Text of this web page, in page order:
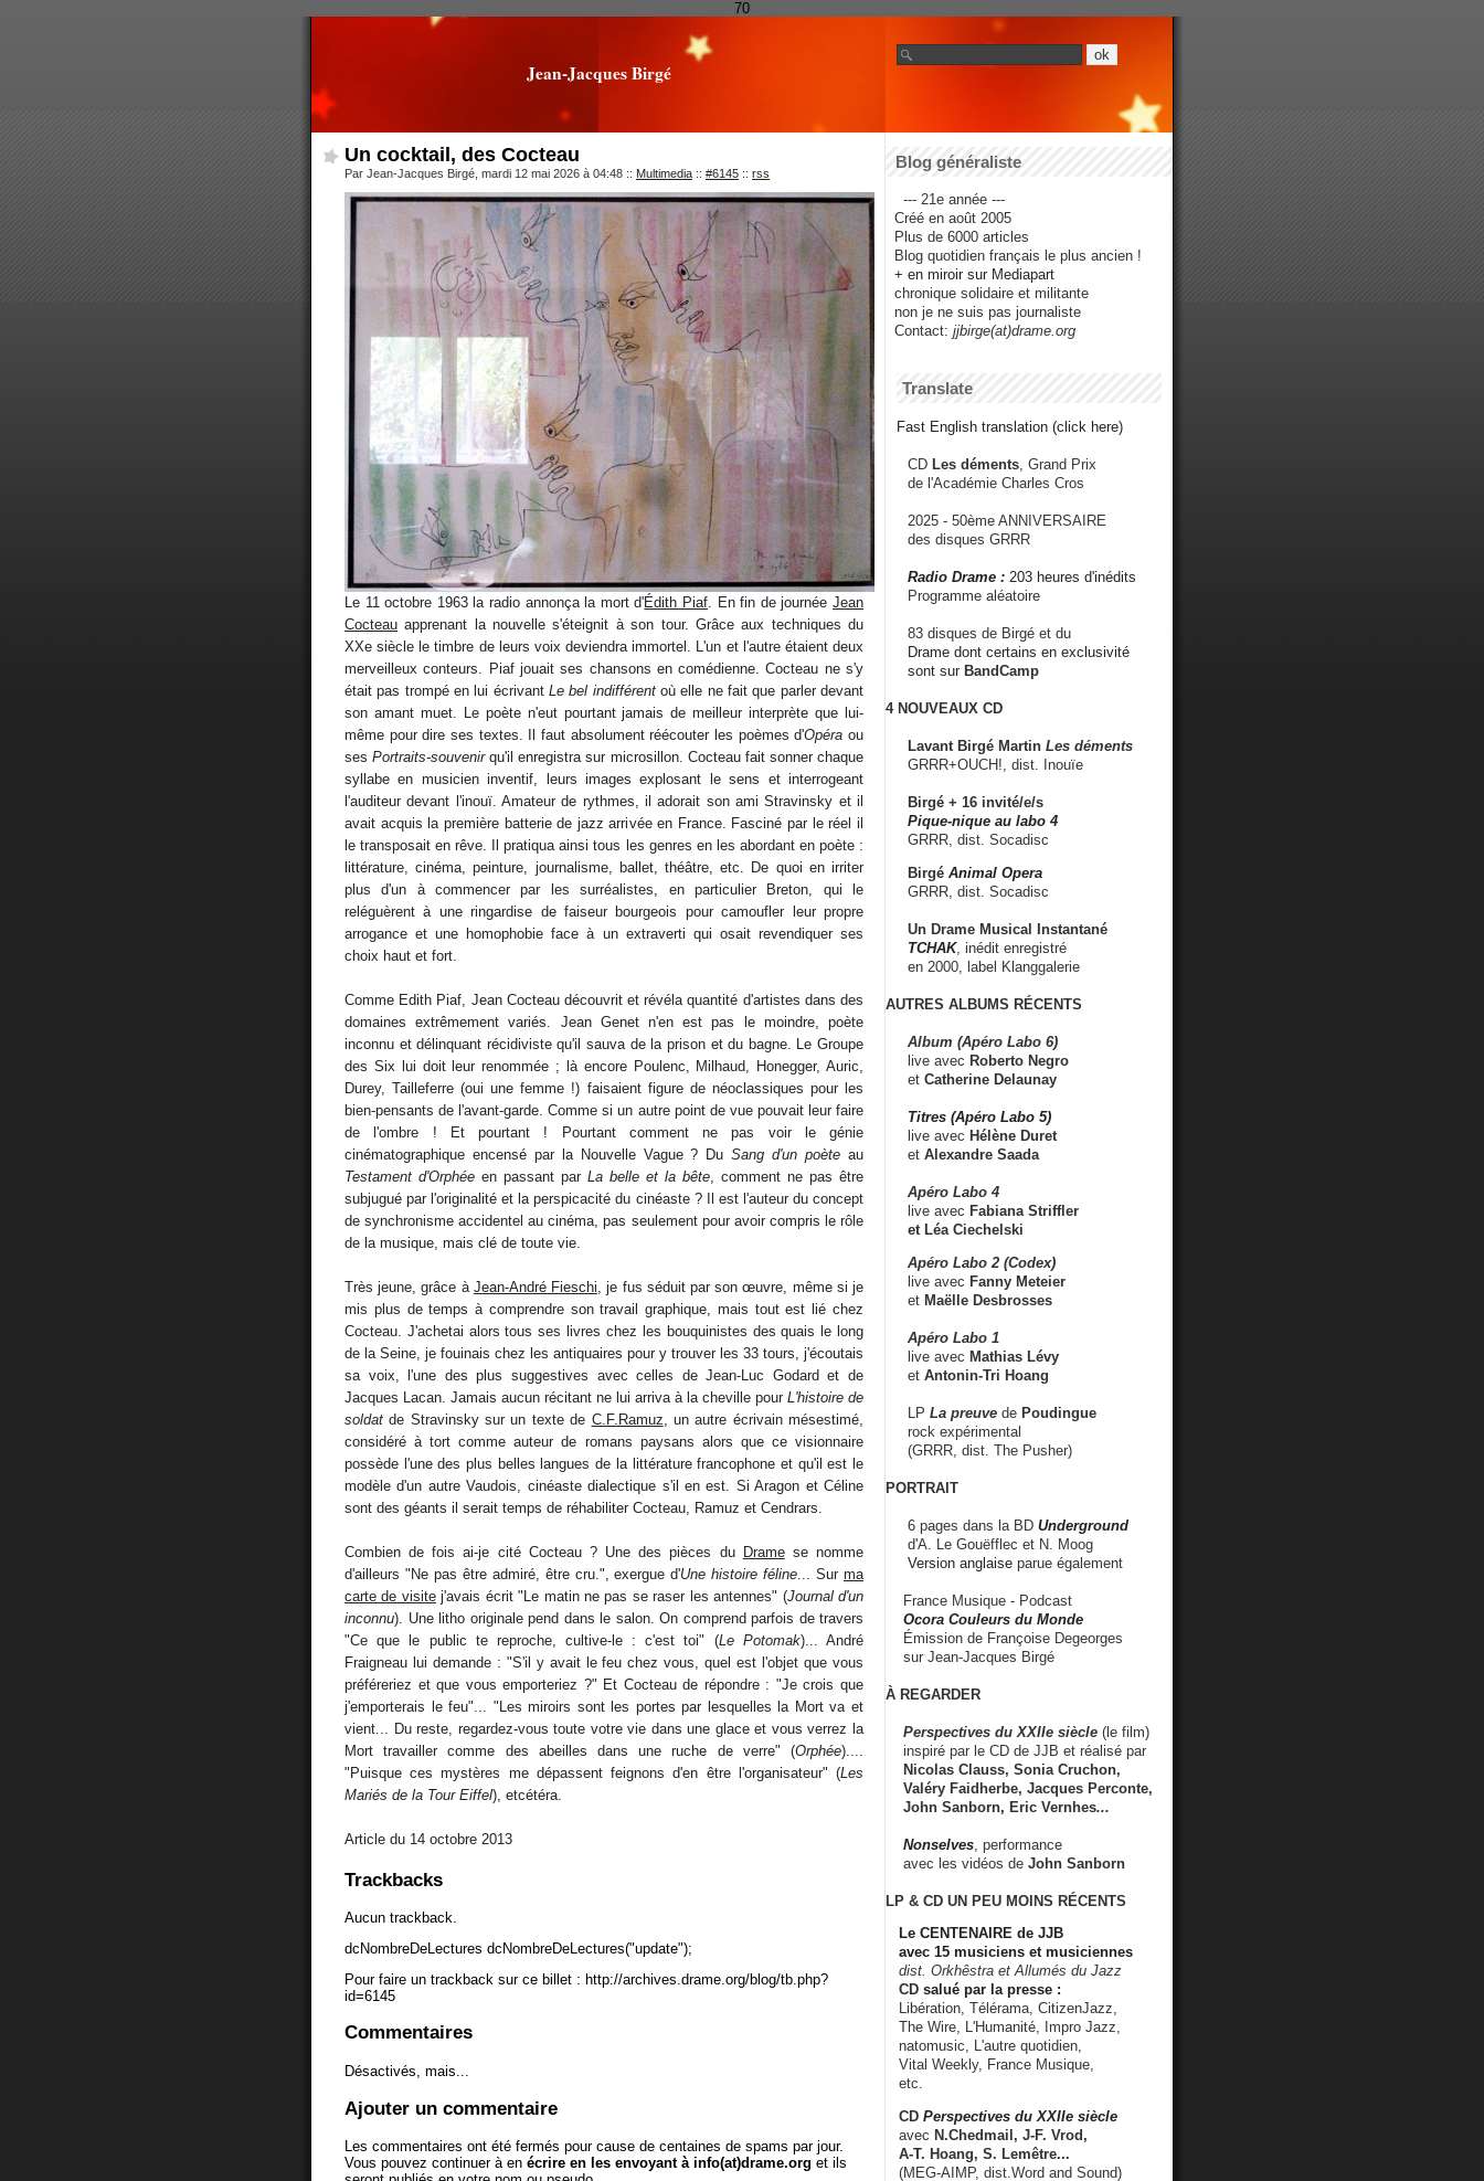
70
Jean-Jacques Birgé
Un cocktail, des Cocteau
Par Jean-Jacques Birgé, mardi 12 mai 2026 à 04:48 :: Multimedia :: #6145 :: rss
Le 11 octobre 1963 la radio annonça la mort d'Édith Piaf . En fin de journéeJean
Cocteau apprenant la nouvelle s'éteignit à son tour. Grâce aux techniques du
XXe siècle le timbre de leurs voix deviendra immortel. L'un et l'autre étaient deux
merveilleux conteurs. Piaf jouait ses chansons en comédienne. Cocteau ne s'y
était pas trompé en lui écrivant Le bel indifférentoù elle ne fait que parler devant
son amant muet. Le poète n'eut pourtant jamais de meilleur interprète que lui-
même pour dire ses textes. Il faut absolument réécouter les poèmes d'Opéra ou
sesPortraits-souvenirqu'il enregistra sur microsillon. Cocteau fait sonner chaque
syllabe en musicien inventif, leurs images explosant le sens et interrogeant
l'auditeur devant l'inouï. Amateur de rythmes, il adorait son ami Stravinsky et il
avait acquis la première batterie de jazz arrivée en France. Fasciné par le réel il
le transposait en rêve. Il pratiqua ainsi tous les genres en les abordant en poète :
littérature, cinéma, peinture, journalisme, ballet, théâtre, etc. De quoi en irriter
plus d'un à commencer par les surréalistes, en particulier Breton, qui le
reléguèrent à une ringardise de faiseur bourgeois pour camoufler leur propre
arrogance et une homophobie face à un extraverti qui osait revendiquer ses
choix haut et fort.
Comme Edith Piaf, Jean Cocteau découvrit et révéla quantité d'artistes dans des
domaines extrêmement variés. Jean Genet n'en est pas le moindre, poète
inconnu et délinquant récidiviste qu'il sauva de la prison et du bagne. Le Groupe
des Six lui doit leur renommée ; là encore Poulenc, Milhaud, Honegger, Auric,
Durey, Tailleferre (oui une femme !) faisaient figure de néoclassiques pour les
bien-pensants de l'avant-garde. Comme si un autre point de vue pouvait leur faire
de l'ombre ! Et pourtant ! Pourtant comment ne pas voir le génie
cinématographique encensé par la Nouvelle Vague ? DuSang d'un poète au
Testament d'Orphée en passant par La belle et la bête , comment ne pas être
subjugué par l'originalité et la perspicacité du cinéaste ? Il est l'auteur du concept
de synchronisme accidentel au cinéma, pas seulement pour avoir compris le rôle
de la musique, mais clé de toute vie.
Très jeune, grâce à Jean-André Fieschi , je fus séduit par son œuvre, même si je
mis plus de temps à comprendre son travail graphique, mais tout est lié chez
Cocteau. J'achetai alors tous ses livres chez les bouquinistes des quais le long
de la Seine, je fouinais chez les antiquaires pour y trouver les 33 tours, j'écoutais
sa voix, l'une des plus suggestives avec celles de Jean-Luc Godard et de
Jacques Lacan. Jamais aucun récitant ne lui arriva à la cheville pour L'histoire de
soldat de Stravinsky sur un texte de C.F.Ramuz , un autre écrivain mésestimé,
considéré à tort comme auteur de romans paysans alors que ce visionnaire
possède l'une des plus belles langues de la littérature francophone et qu'il est le
modèle d'un autre Vaudois, cinéaste dialectique s'il en est. Si Aragon et Céline
sont des géants il serait temps de réhabiliter Cocteau, Ramuz et Cendrars.
Combien de fois ai-je cité Cocteau ? Une des pièces du Dramese nomme
d'ailleurs "Ne pas être admiré, être cru.", exergue d'Une histoire féline ... Surma
carte de visitej'avais écrit "Le matin ne pas se raser les antennes" (Journal d'un
inconnu). Une litho originale pend dans le salon. On comprend parfois de travers
"Ce que le public te reproche, cultive-le : c'est toi" (Le Potomak)... André
Fraigneau lui demande : "S'il y avait le feu chez vous, quel est l'objet que vous
préféreriez et que vous emporteriez ?" Et Cocteau de répondre : "Je crois que
j'emporterais le feu"... "Les miroirs sont les portes par lesquelles la Mort va et
vient... Du reste, regardez-vous toute votre vie dans une glace et vous verrez la
Mort travailler comme des abeilles dans une ruche de verre" (Orphée)....
"Puisque ces mystères me dépassent feignons d'en être l'organisateur" (Les
Mariés de la Tour Eiffel), etcétéra.
Article du 14 octobre 2013
Trackbacks
Aucun trackback.
dcNombreDeLectures dcNombreDeLectures("update");
Pour faire un trackback sur ce billet : http://archives.drame.org/blog/tb.php?
id=6145
Commentaires
Désactivés, mais...
Ajouter un commentaire
Les commentaires ont été fermés pour cause de centaines de spams par jour.
Vous pouvez continuer à en écrire en les envoyant à info(at)drame.org et ils
Blog généraliste
--- 21e année ---
Créé en août 2005
Plus de 6000 articles
Blog quotidien français le plus ancien !
+ en miroir sur Mediapart
chronique solidaire et militante
non je ne suis pas journaliste
Contact: jjbirge(at)drame.org
Translate
Fast English translation (click here)
CD Les déments , Grand Prix
de l'Académie Charles Cros
2025 - 50ème ANNIVERSAIRE
des disques GRRR
Radio Drame : 203 heures d'inédits
Programme aléatoire
83 disques de Birgé et du
Drame dont certains en exclusivité
sont sur BandCamp
4 NOUVEAUX CD
Lavant Birgé Martin Les déments
GRRR+OUCH!, dist. Inouïe
Birgé + 16 invité/e/s
Pique-nique au labo 4
GRRR, dist. Socadisc
Birgé Animal Opera
GRRR, dist. Socadisc
Un Drame Musical Instantané
TCHAK, inédit enregistré
en 2000, label Klanggalerie
AUTRES ALBUMS RÉCENTS
Album (Apéro Labo 6)
live avec Roberto Negro
et Catherine Delaunay
Titres (Apéro Labo 5)
live avec Hélène Duret
et Alexandre Saada
Apéro Labo 4
live avec Fabiana Striffler
et Léa Ciechelski
Apéro Labo 2 (Codex)
live avec Fanny Meteier
et Maëlle Desbrosses
Apéro Labo 1
live avec Mathias Lévy
et Antonin-Tri Hoang
LP La preuve de Poudingue
rock expérimental
(GRRR, dist. The Pusher)
PORTRAIT
6 pages dans la BD Underground
d'A. Le Gouëfflec et N. Moog
Version anglaise parue également
France Musique - Podcast
Ocora Couleurs du Monde
Émission de Françoise Degeorges
sur Jean-Jacques Birgé
À REGARDER
Perspectives du XXIIe siècle (le film)
inspiré par le CD de JJB et réalisé par
Nicolas Clauss, Sonia Cruchon,
Valéry Faidherbe, Jacques Perconte,
John Sanborn, Eric Vernhes...
Nonselves , performance
avec les vidéos de John Sanborn
LP & CD UN PEU MOINS RÉCENTS
Le CENTENAIRE de JJB
avec 15 musiciens et musiciennes
dist. Orkhêstra et Allumés du Jazz
CD salué par la presse :
Libération, Télérama, CitizenJazz,
The Wire, L'Humanité, Impro Jazz,
natomusic, L'autre quotidien,
Vital Weekly, France Musique,
etc.
CD Perspectives du XXIIe siècle
avec N.Chedmail, J-F. Vrod,
A-T. Hoang, S. Lemêtre...
(MEG-AIMP, dist.Word and Sound)